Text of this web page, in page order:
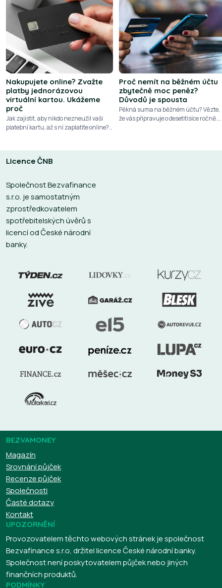
Nakupujete online? Zvažte
platby jednorázovou
virtuální kartou. Ukážeme
proč
Jak zajistit, aby nikdo nezneužil vaši
platební kartu, až s ní zaplatíte online?
Proč nemít na běžném účtu
zbytečně moc peněz?
Důvodů je spousta
Pěkná suma na běžném účtu? Vězte,
že vás připravuje o desetitisíce ročně.
Licence ČNB
Společnost Bezvafinance
s.r.o. je samostatným
zprostředkovatelem
spotřebitelských úvěrů s
licencí od České národní
banky.
BEZVAMONEY
Magazín
Srovnání půjček
Recenze půjček
Společnosti
Časté dotazy
Kontakt
UPOZORNĚNÍ
Provozovatelem těchto webových stránek je společnost
Bezvafinance s.r.o, držitel licence České národní banky.
Společnost není poskytovatelem půjček nebo jiných
finančních produktů.
PODMÍNKY